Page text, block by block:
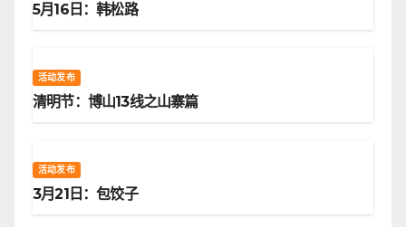
5月16日：韩松路
活动发布
清明节：博山13线之山寨篇
活动发布
3月21日：包饺子